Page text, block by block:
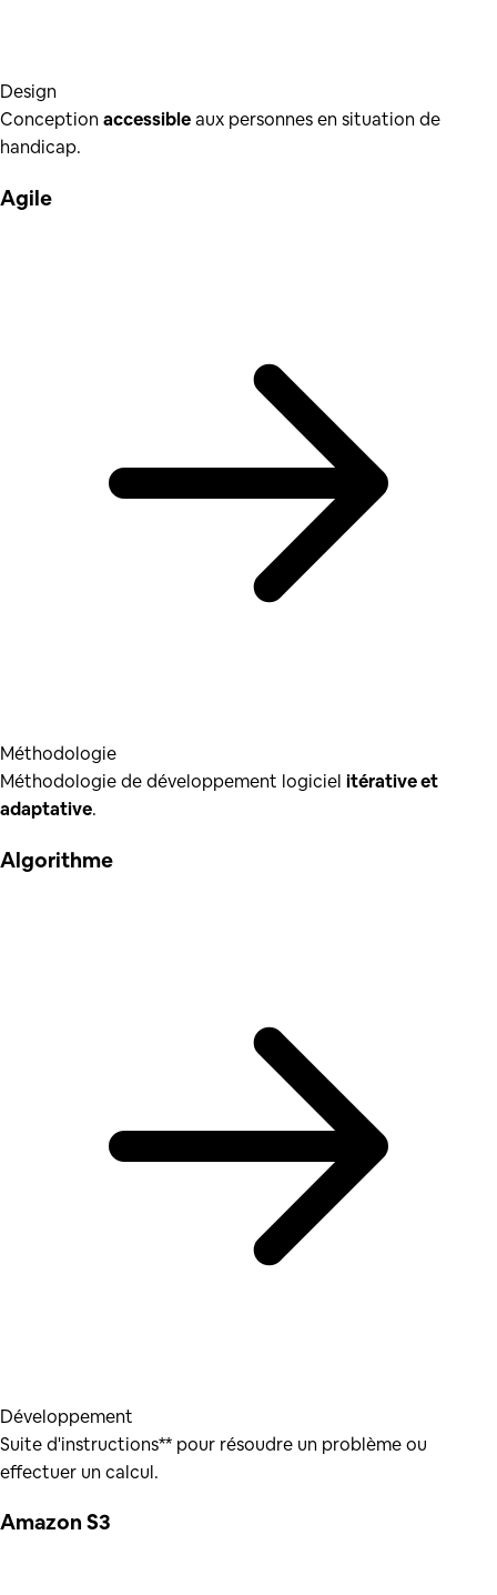
Design
Conceptionaccessibleaux personnes en situation de
handicap.
Agile
Méthodologie
Méthodologie de développement logiciel itérative et
adaptative.
Algorithme
Développement
Suite d'instructions** pour résoudre un problème ou
effectuer un calcul.
Amazon S3